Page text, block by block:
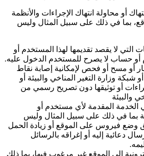
أو محاولة انتهاك الإجراءات والأنظمة
بما في ذلك على سبيل المثال وليس
التي لا يقصد تقديمها لهذا المستخدم أو
أو حساب لا يصرح للمستخدم الدخول عليه.
أو مسح أو فحص لإمكانية إصابة نقاط
وزارة التغير المناخي والبيئة أو
أو توثيقها دون تصريح رسمي من
والبيئة
الخدمة المقدمة لأي مستخدم أو
في ذلك على سبيل المثال وليس
وضع فيروس على الموقع أو زيادة الحمل
دعائية إليه أو إغراقه بالرسائل
إلى الموقع غير مرغوب فيها، بما ذلك